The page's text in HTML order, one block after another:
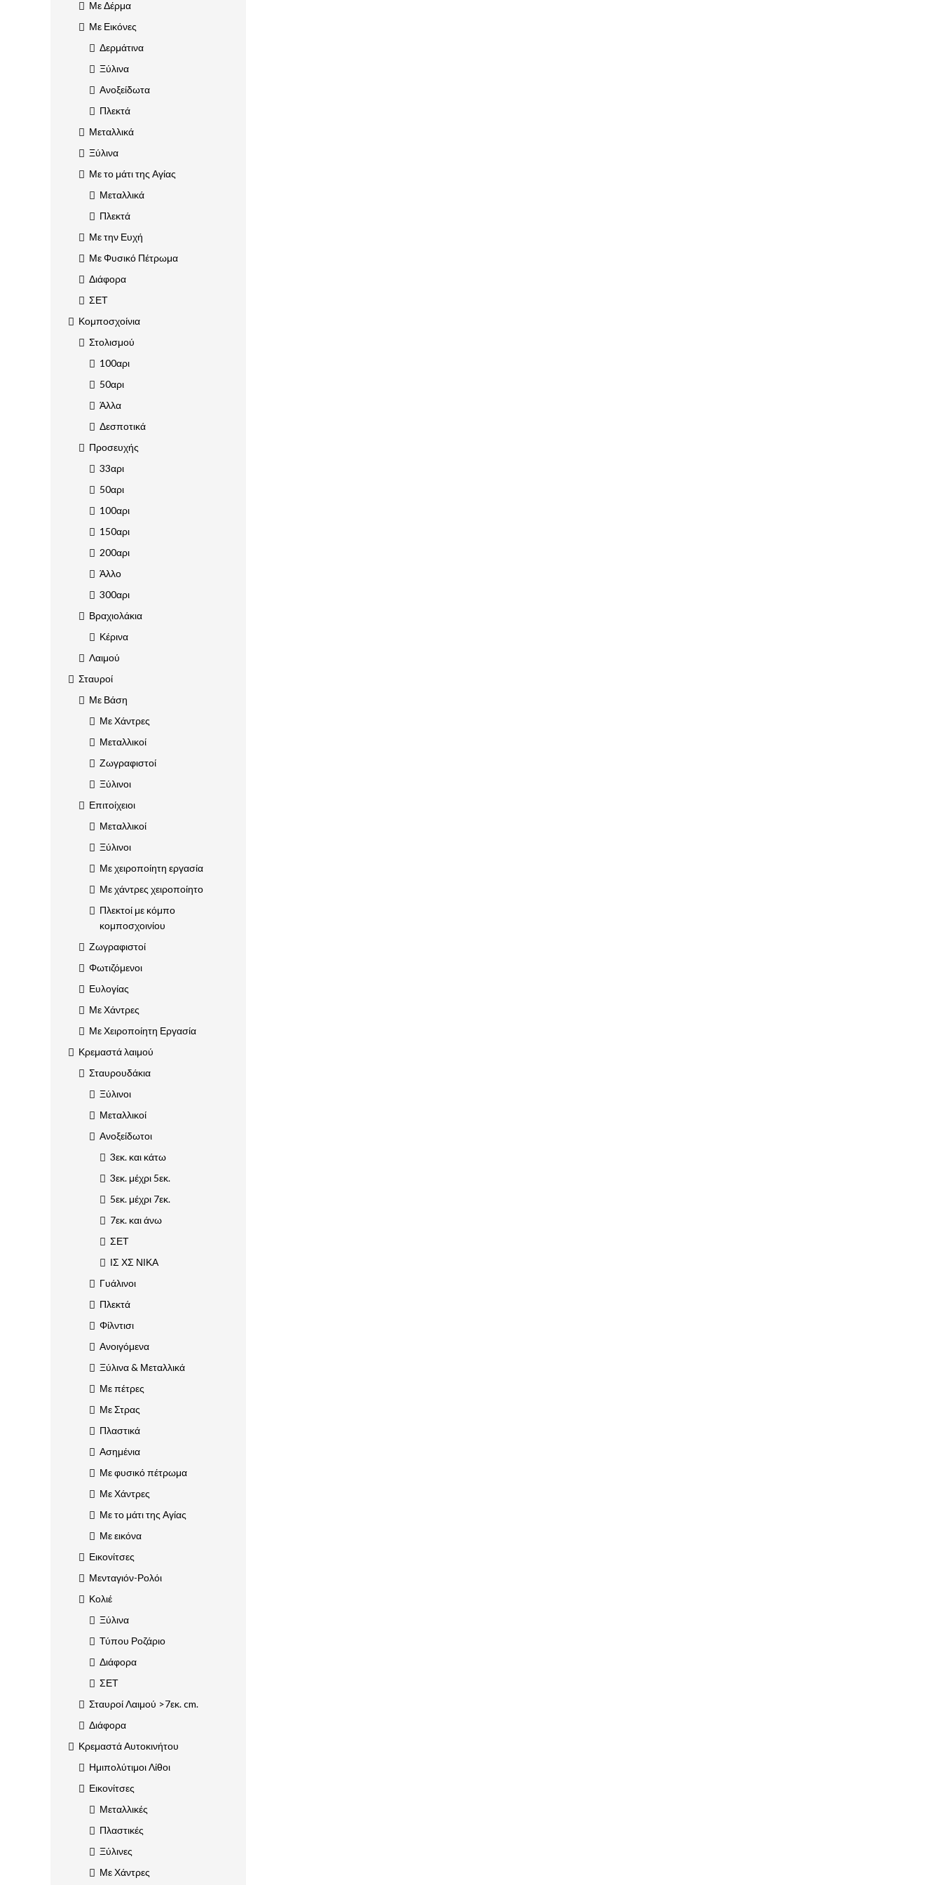
Με Δέρμα
Με Εικόνες
Δερμάτινα
Ξύλινα
Ανοξείδωτα
Πλεκτά
Μεταλλικά
Ξύλινα
Με το μάτι της Αγίας
Μεταλλικά
Πλεκτά
Με την Ευχή
Με Φυσικό Πέτρωμα
Διάφορα
ΣΕΤ
Κομποσχοίνια
Στολισμού
100αρι
50αρι
Άλλα
Δεσποτικά
Προσευχής
33αρι
50αρι
100αρι
150αρι
200αρι
Άλλο
300αρι
Βραχιολάκια
Κέρινα
Λαιμού
Σταυροί
Με Βάση
Με Χάντρες
Μεταλλικοί
Ζωγραφιστοί
Ξύλινοι
Επιτοίχειοι
Μεταλλικοί
Ξύλινοι
Με χειροποίητη εργασία
Με χάντρες χειροποίητο
Πλεκτοί με κόμπο
κομποσχοινίου
Ζωγραφιστοί
Φωτιζόμενοι
Ευλογίας
Με Χάντρες
Με Χειροποίητη Εργασία
Κρεμαστά λαιμού
Σταυρουδάκια
Ξύλινοι
Μεταλλικοί
Ανοξείδωτοι
3εκ. και κάτω
3εκ. μέχρι 5εκ.
5εκ. μέχρι 7εκ.
7εκ. και άνω
ΣΕΤ
ΙΣ ΧΣ ΝΙΚΑ
Γυάλινοι
Πλεκτά
Φίλντισι
Ανοιγόμενα
Ξύλινα & Μεταλλικά
Με πέτρες
Με Στρας
Πλαστικά
Ασημένια
Με φυσικό πέτρωμα
Με Χάντρες
Με το μάτι της Αγίας
Με εικόνα
Εικονίτσες
Μενταγιόν-Ρολόι
Κολιέ
Ξύλινα
Τύπου Ροζάριο
Διάφορα
ΣΕΤ
Σταυροί Λαιμού >7εκ. cm.
Διάφορα
Κρεμαστά Αυτοκινήτου
Ημιπολύτιμοι Λίθοι
Εικονίτσες
Μεταλλικές
Πλαστικές
Ξύλινες
Με Χάντρες